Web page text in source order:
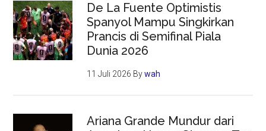
De La Fuente Optimistis
Spanyol Mampu Singkirkan
Prancis di Semifinal Piala
Dunia 2026
11 Juli 2026 Bywah
Ariana Grande Mundur dari